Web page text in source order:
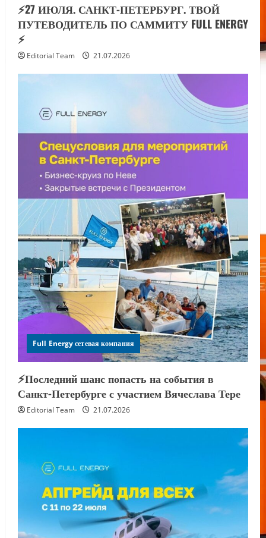
⚡️27 ИЮЛЯ. САНКТ-ПЕТЕРБУРГ. ТВОЙ
ПУТЕВОДИТЕЛЬ ПО САММИТУ FULL ENERGY
⚡️
Editorial Team 21.07.2026
Full Energy сетевая компания
⚡️Последний шанс попасть на события в
Санкт-Петербурге с участием Вячеслава Тере
Editorial Team 21.07.2026